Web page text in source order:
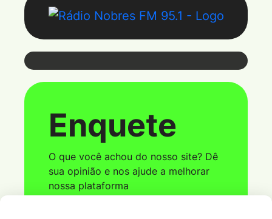
Webmail
Coloque seu e-mail e senha para ter
acesso ao webmail
Enquete
O que você achou do nosso site? Dê
sua opinião e nos ajude a melhorar
nossa plataforma